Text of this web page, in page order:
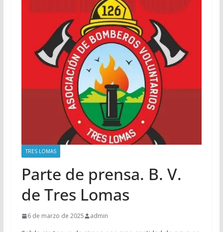
TRES LOMAS
Parte de prensa. B. V.
de Tres Lomas
6 de marzo de 2025 admin